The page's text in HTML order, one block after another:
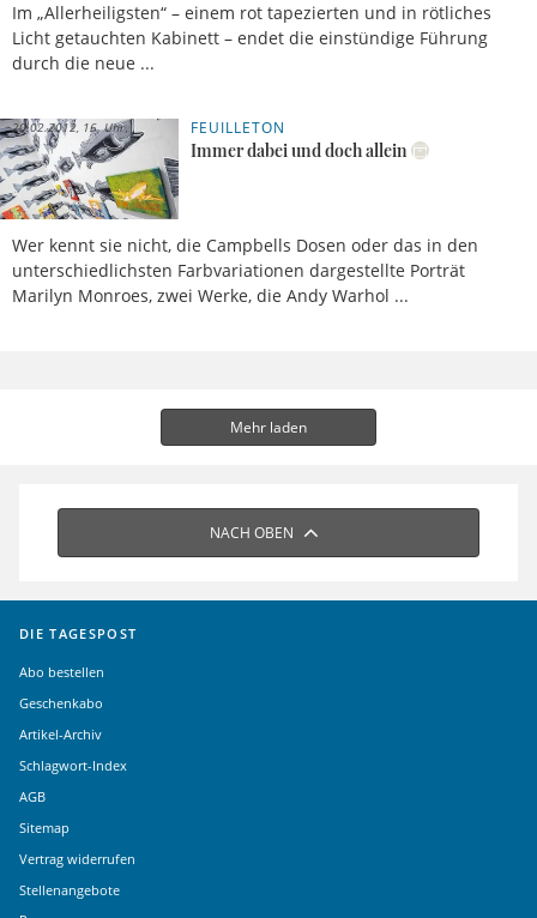
Im „Allerheiligsten“ – einem rot tapezierten und in rötliches
Licht getauchten Kabinett – endet die einstündige Führung
durch die neue ...
FEUILLETON
Immer dabei und doch allein
Wer kennt sie nicht, die Campbells Dosen oder das in den
unterschiedlichsten Farbvariationen dargestellte Porträt
Marilyn Monroes, zwei Werke, die Andy Warhol ...
20.02.2012, 16 Uhr
Mehr laden
NACH OBEN
DIE TAGESPOST
Abo bestellen
Geschenkabo
Artikel-Archiv
Schlagwort-Index
AGB
Sitemap
Vertrag widerrufen
Stellenangebote